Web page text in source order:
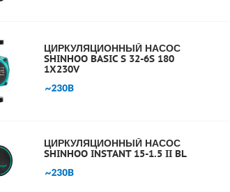
ЦИРКУЛЯЦИОННЫЙ НАСОС
SHINHOO BASIC S 32-6S 180
1X230V
ЦИРКУЛЯЦИОННЫЙ НАСОС
SHINHOO INSTANT 15-1.5 II BL